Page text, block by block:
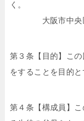
く。
大阪市中央区
第３条【目的】こ
をすることを目的と
第４条【構成員】